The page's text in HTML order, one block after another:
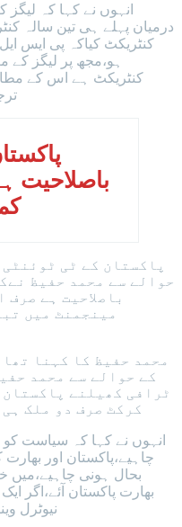
انہوں نے کہا کہ
درمیان پہلے ہی تین سالہ
کنٹریکٹ کیاکہ پی ایس
ہو،مجھ پر لیگز کے
کنٹریکٹ ہے اس کے
باصلاحیت
پاکستان کے ٹی
حوالے سے محمد حفیظ
باصلاحیت ہے
مینجمنٹ میں
محمد حفیظ کا کہنا
کے حوالے سے محمد
ٹرافی کھیلنے
کرکٹ صرف دو ملک
انہوں نے کہا کہ سیاست کو
چاہیے،پاکستان اور
بحال ہونی چاہیے،میں
بھارت پاکستان آئے،اگر
نیوٹرل